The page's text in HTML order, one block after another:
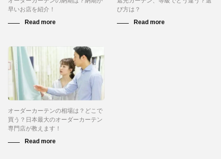
早いお店を紹介！
び方は？
オーダーカーテンの相場は？どこで
買う？日本最大のオーダーカーテン
専門店が教えます！